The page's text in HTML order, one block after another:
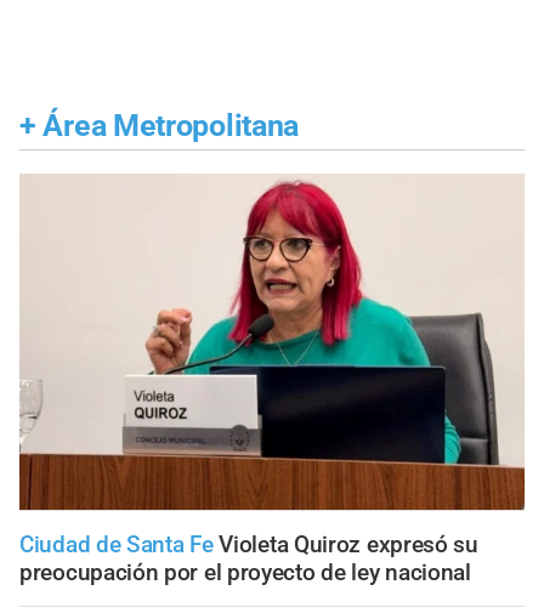
+ Área Metropolitana
Ciudad de Santa Fe Violeta Quiroz expresó su
preocupación por el proyecto de ley nacional